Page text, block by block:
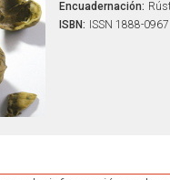
Encuadernación:
ISBN: ISSN 1888-0967